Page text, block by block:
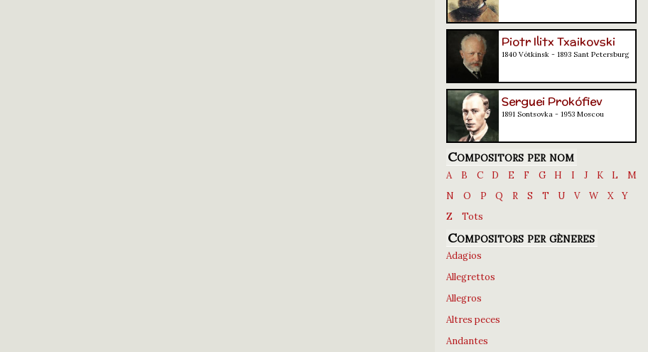
Piotr Ilitx Txaikovski
1840 Vótkinsk - 1893 Sant Petersburg
Serguei Prokófiev
1891 Sontsovka - 1953 Moscou
Compositors per nom
A B C D E F G H I J K L
M
N
O P Q R S T U V W X
Y
Z
Tots
Compositors per gèneres
Adagios
Allegrettos
Allegros
Altres peces
Andantes